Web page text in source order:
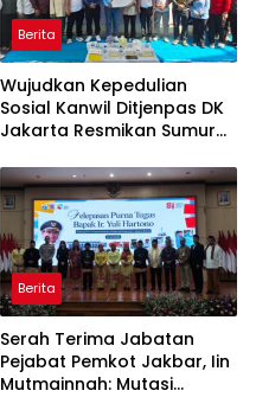
Berita
Wujudkan Kepedulian
Sosial Kanwil Ditjenpas DK
Jakarta Resmikan Sumur
Berita
Serah Terima Jabatan
Pejabat Pemkot Jakbar, Iin
Mutmainnah: Mutasi